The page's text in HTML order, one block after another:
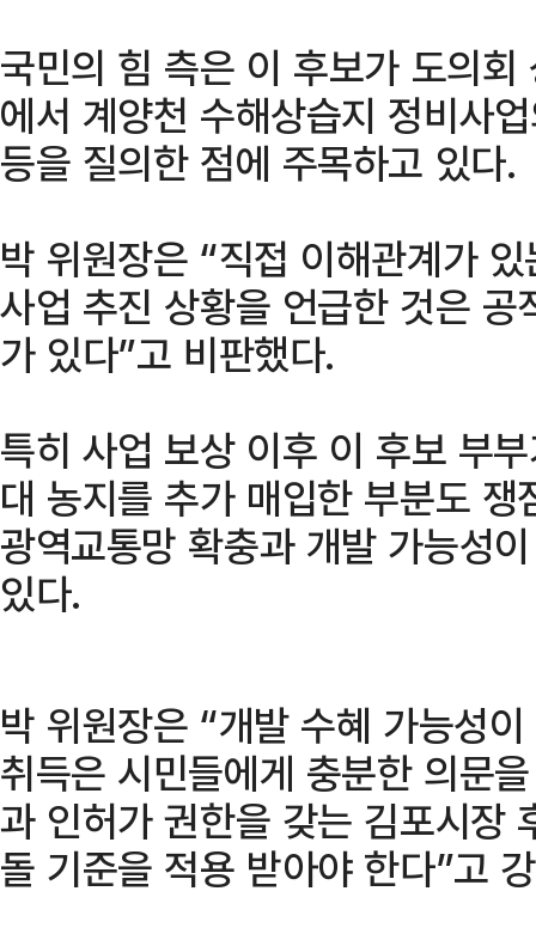
국민의 힘 측은 이 후보가 도의
에서 계양천 수해상습지 정비사
등을 질의한 점에 주목하고 있다.
박 위원장은 “직접 이해관계가
사업 추진 상황을 언급한 것은
가 있다”고 비판했다.
특히 사업 보상 이후 이 후보 부
대 농지를 추가 매입한 부분도
광역교통망 확충과 개발 가능성
있다.
박 위원장은 “개발 수혜 가능성
취득은 시민들에게 충분한 의문
과 인허가 권한을 갖는 김포시장
돌 기준을 적용 받아야 한다”고